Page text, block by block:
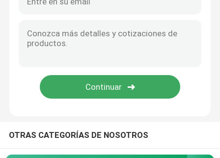
Sellos consolidados
equipo del anillo o
OTRAS CATEGORÍAS DE NOSOTROS